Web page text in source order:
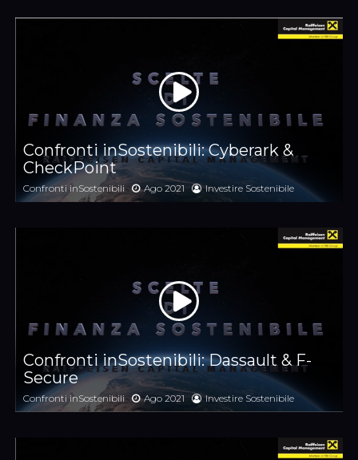
Confronti inSostenibili: Cyberark &
CheckPoint
Confronti inSostenibili Ago 2021 Investire Sostenibile
Confronti inSostenibili: Dassault & F-
Secure
Confronti inSostenibili Ago 2021 Investire Sostenibile